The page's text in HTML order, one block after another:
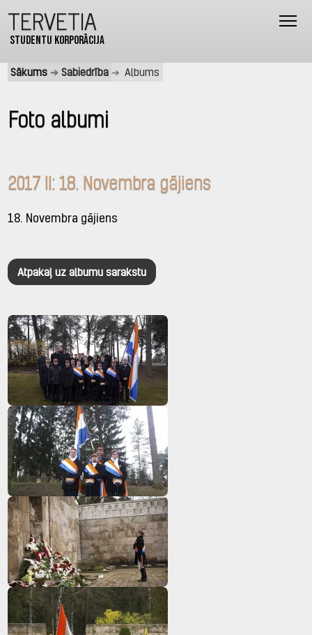
Studentu korporācija
TERVETIA
Sākums Sabiedrība Albums
Foto albumi
2017 II: 18. Novembra gājiens
18. Novembra gājiens
Atpakaļ uz albumu sarakstu